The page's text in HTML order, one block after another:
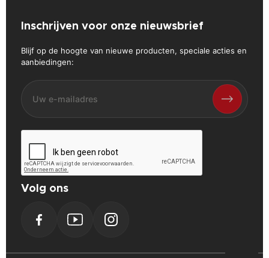
Inschrijven voor onze nieuwsbrief
Blijf op de hoogte van nieuwe producten, speciale acties en
aanbiedingen:
Volg ons